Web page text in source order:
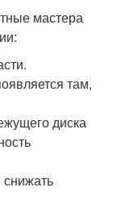
мастера
там,
диска
снижать